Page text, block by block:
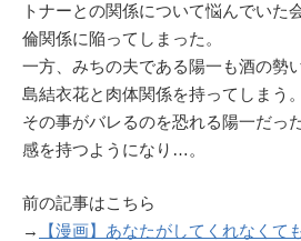
トナーとの関係について悩んでいた
倫関係に陥ってしまった。
一方、みちの夫である陽一も酒の勢
島結衣花と肉体関係を持ってしまう
その事がバレるのを恐れる陽一だっ
感を持つようになり…。
前の記事はこちら
→
【漫画】あなたがしてくれなくて